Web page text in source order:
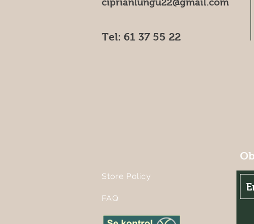
ciprianlungu22@gmail.com
Tel: 61 37 55 22
Store Policy
FAQ